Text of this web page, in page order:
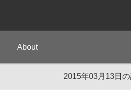
About
2015年03月13日